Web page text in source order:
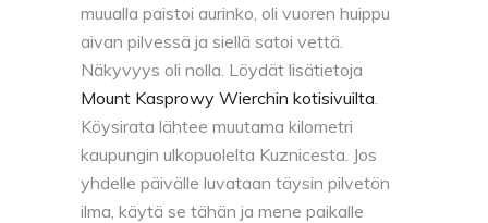
muualla paistoi aurinko, oli vuoren huippu
aivan pilvessä ja siellä satoi vettä.
Näkyvyys oli nolla. Löydät lisätietoja
Mount Kasprowy Wierchin kotisivuilta
Köysirata lähtee muutama kilometri
kaupungin ulkopuolelta Kuznicesta. Jos
yhdelle päivälle luvataan täysin pilvetön
ilma, käytä se tähän ja mene paikalle